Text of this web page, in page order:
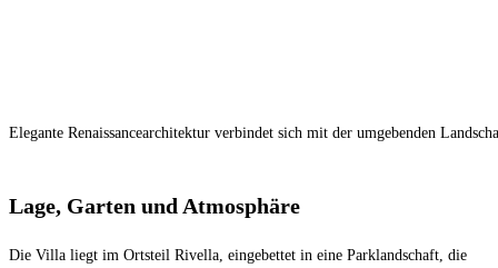
Elegante Renaissancearchitektur verbindet sich mit der umgebenden
Lage, Garten und Atmosphäre
Die Villa liegt im Ortsteil Rivella, eingebettet in eine Parklandschaft, die